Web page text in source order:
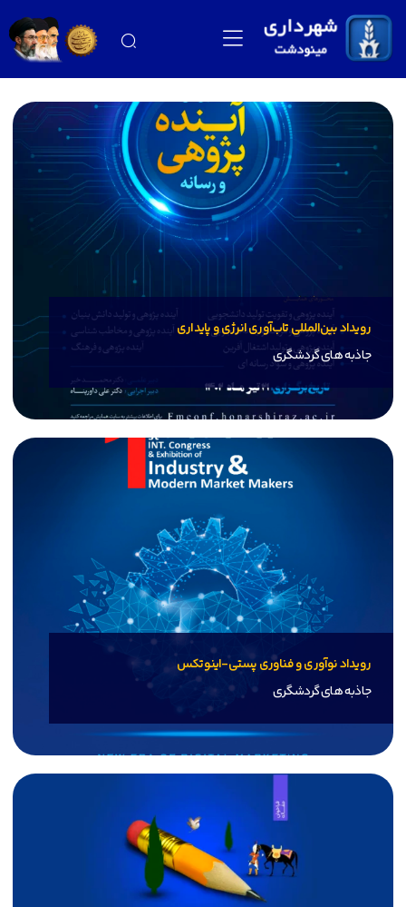
رویداد بین‌المللی تاب‌آوری انرژی و پایداری
جاذبه های گردشگری
رویداد نوآوری و فناوری پستی-اینوتکس
جاذبه های گردشگری